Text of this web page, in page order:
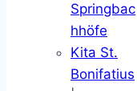
Springbac
hhöfe
Kita St.
Bonifatius